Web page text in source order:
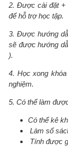
2. Được cài đặt +
để hỗ trợ học tập.
3. Được hướng
sẽ được hướng
).
4. Học xong
nghiệm.
5. Có thể làm
Có thể kê
Làm sổ
Tính được